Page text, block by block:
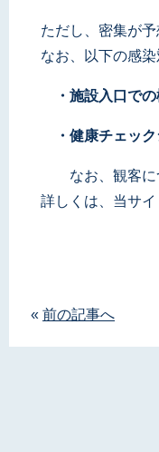
ただし、密集が
なお、以下の感
・施設入口での
・健康チェック
なお、観客につ
詳しくは、当サ
« 前の記事へ